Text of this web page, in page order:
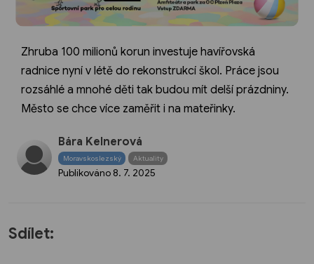
Zhruba 100 milionů korun investuje havířovská
radnice nyní v létě do rekonstrukcí škol. Práce jsou
rozsáhlé a mnohé děti tak budou mít delší prázdniny.
Město se chce více zaměřit i na mateřinky.
Bára Kelnerová
Moravskoslezský Aktuality
Publikováno 8. 7. 2025
Sdílet: